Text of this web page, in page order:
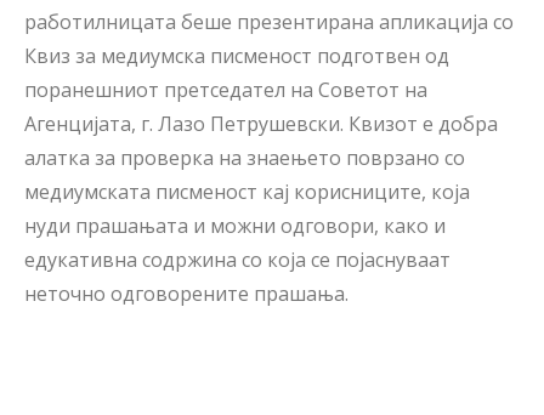
работилницата беше презентирана апликација со
Квиз за медиумска писменост подготвен од
поранешниот претседател на Советот на
Агенцијата, г. Лазо Петрушевски. Квизот е добра
алатка за проверка на знаењето поврзано со
медиумската писменост кај корисниците, која
нуди прашањата и можни одговори, како и
едукативна содржина со која се појаснуваат
неточно одговорените прашања.